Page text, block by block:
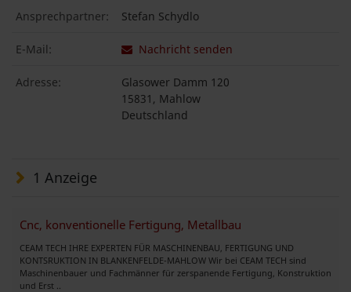
Ansprechpartner: Stefan Schydlo
E-Mail: Nachricht senden
Adresse:
Glasower Damm 120
15831, Mahlow
Deutschland
1 Anzeige
Cnc, konventionelle Fertigung, Metallbau
CEAM TECH IHRE EXPERTEN FÜR MASCHINENBAU, FERTIGUNG UND
KONTSRUKTION IN BLANKENFELDE-MAHLOW Wir bei CEAM TECH sind
Maschinenbauer und Fachmänner für zerspanende Fertigung, Konstruktion
und Erst ..